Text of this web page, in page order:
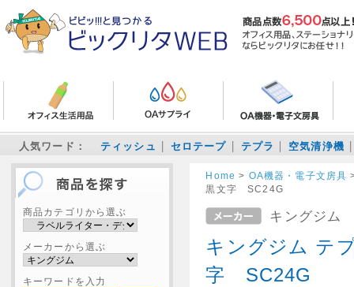
人気ワード： ティッシュ セロテープ テプラ 空気清浄機
商品カテゴリから選ぶ
メーカーから選ぶ
キーワードを入力
Home > OA機器・電子文房具
黒文字 SC24G
キングジム
キングジム テ
字 SC24G